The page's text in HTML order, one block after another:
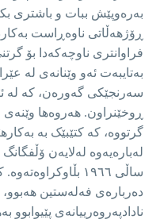
بەرەوپێش ببات و باشتری
ڕۆژهەڵاتی ناوەڕاست
فراوانتری ناوچەکەدا بۆ
بەتایبەت ئەو وێنانەی لە
سەرنجێکی گەورەن، کە لە
ڕوخێنراون. هەروەها وێنەی
گرتووە، کە کتێبێک بە
لەبارەیەوە لەلایەن
ساڵی ١٩٦٦
دەربارەی فەلەستین هەبوو،
نادادپەروەرییانەی